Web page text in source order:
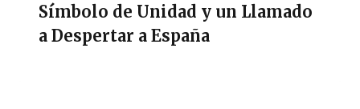
Símbolo de Unidad y un Llamado
a Despertar a España